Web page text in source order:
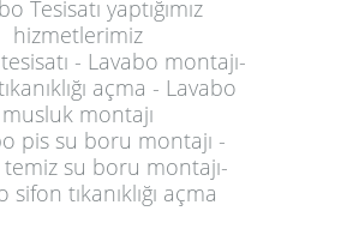
Tesisatı yaptığımız
hizmetlerimiz
- Lavabo montajı-
açma - Lavabo
musluk montajı
pis su boru montajı -
su boru montajı-
sifon tıkanıklığı açma